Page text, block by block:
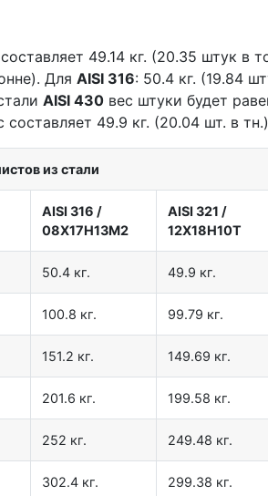
составляет 49.14 кг. (20.35 штук в
Для AISI 316: 50.4 кг. (19.84
AISI 430 вес штуки будет
составляет 49.9 кг. (20.04 шт. в
из стали
AISI 316 /
08Х17Н13М2
AISI 321 /
12Х18Н10Т
50.4 кг. 49.9 кг.
100.8 кг. 99.79 кг.
151.2 кг. 149.69 кг.
201.6 кг. 199.58 кг.
252 кг. 249.48 кг.
302.4 кг. 299.38 кг.